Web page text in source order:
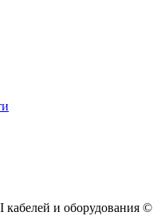
и оборудования